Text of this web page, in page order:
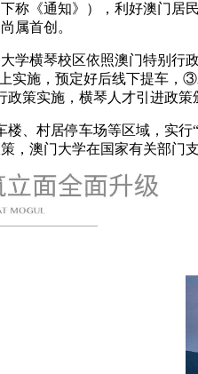
称《通知》），利好澳门
属首创。
横琴校区依照澳门特别行
实施，预定好后线下提车
策实施，横琴人才引进政策
村居停车场等区域，实行
，澳门大学在国家有关部